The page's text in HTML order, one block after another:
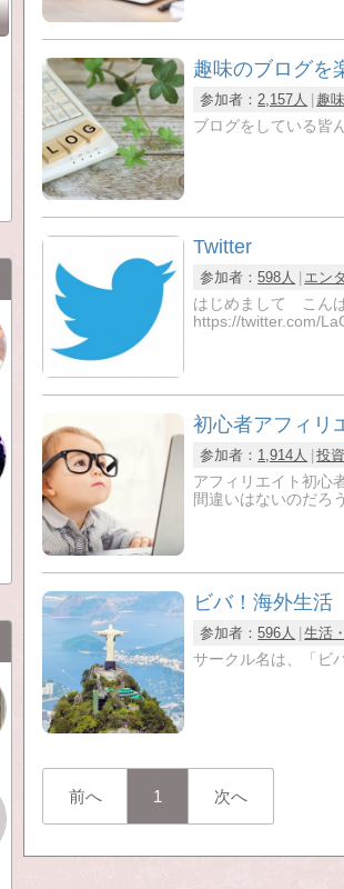
趣味のブログを
参加者：2,157人 趣味
ブログをしている皆
Twitter
参加者：598人 エン
はじめまして こ
https://twitter.com/
初心者アフィリ
参加者： 1,914人 投
アフィリエイト初心
間違いはないのだろ
ビバ！海外生活
参加者：596人 生活
サークル名は、「ビ
前へ 1 次へ